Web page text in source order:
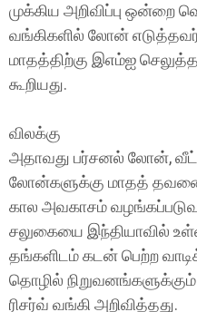
முக்கிய அறிவிப்பு ஒன்றை
வங்கிகளில் லோன்
மாதத்திற்கு இஎம்ஐ
கூறியது.
விலக்கு
அதாவது பர்சனல் லோன்,
லோன்களுக்கு மாதத்
கால அவகாசம்
சலுகையை இந்தியாவில்
தங்களிடம் கடன் பெற்ற
தொழில்
ரிசர்வ் வங்கி அறிவித்தது.